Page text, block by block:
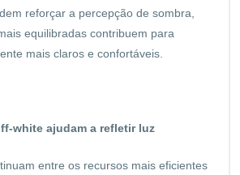
reforçar a percepção de sombra,
equilibradas contribuem para
mais claros e confortáveis.
white ajudam a refletir luz
entre os recursos mais eficientes